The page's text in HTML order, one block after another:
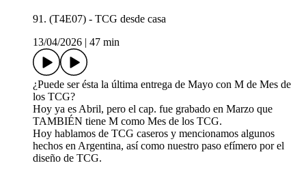
91. (T4E07) - TCG desde casa
13/04/2026
47 min
¿Puede ser ésta la última entrega de Mayo con M de Mes de
los TCG?
Hoy ya es Abril, pero el cap. fue grabado en Marzo que
TAMBIÉN tiene M como Mes de los TCG.
Hoy hablamos de TCG caseros y mencionamos algunos
hechos en Argentina, así como nuestro paso efímero por el
diseño de TCG.